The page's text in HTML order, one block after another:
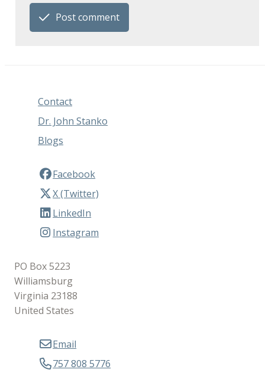
Post comment
Contact
Dr. John Stanko
Blogs
Facebook
X (Twitter)
LinkedIn
Instagram
PO Box 5223
Williamsburg
Virginia 23188
United States
Email
757 808 5776